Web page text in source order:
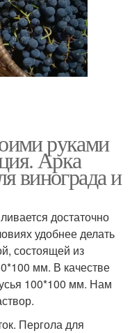
руками
Арка
винограда и
достаточно
удобнее делать
состоящей из
мм. В качестве
100*100 мм. Нам
Пергола для